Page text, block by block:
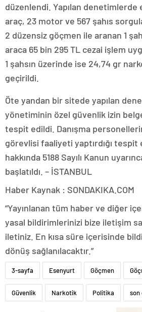
düzenlendi. Yapılan denetimlerde
araç, 23 motor ve 567 şahıs
2 düzensiz göçmen ile aranan 1
araca 65 bin 295 TL cezai işlem
1 şahsın üzerinde ise 24,74 gr
geçirildi.
Öte yandan bir sitede yapılan
yönetiminin özel güvenlik izin
tespit edildi. Danışma
görevlisi faaliyeti yaptırdığı
hakkında 5188 Sayılı Kanun
başlatıldı. – İSTANBUL
Haber Kaynak : SONDAKIKA.COM
“Yayınlanan tüm haber ve diğer
yasal bildirimlerinizi bize iletişim
iletiniz. En kısa süre içerisinde
dönüş sağlanılacaktır.”
3-sayfa Esenyurt Göçmen
Güvenlik Narkotik Politika son